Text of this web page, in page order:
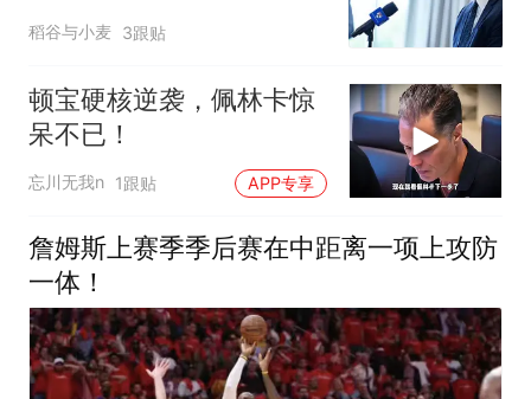
员、教练和球迷
稻谷与小麦 3跟贴
顿宝硬核逆袭，佩林卡惊
呆不已！
忘川无我n 1跟贴 APP专享
詹姆斯上赛季季后赛在中距离一项上攻防
一体！